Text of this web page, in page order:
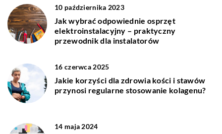
10 października 2023
Jak wybrać odpowiednie osprzęt
elektroinstalacyjny – praktyczny
przewodnik dla instalatorów
16 czerwca 2025
Jakie korzyści dla zdrowia kości i stawów
przynosi regularne stosowanie kolagenu?
14 maja 2024